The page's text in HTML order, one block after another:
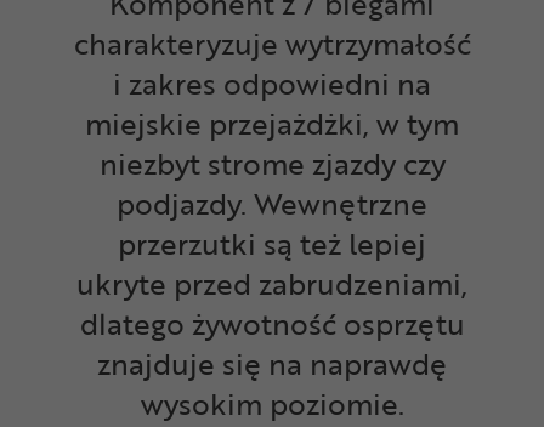
charakteryzuje wytrzymałość
i zakres odpowiedni na
miejskie przejażdżki, w tym
niezbyt strome zjazdy czy
podjazdy. Wewnętrzne
przerzutki są też lepiej
ukryte przed zabrudzeniami,
dlatego żywotność osprzętu
znajduje się na naprawdę
wysokim poziomie.